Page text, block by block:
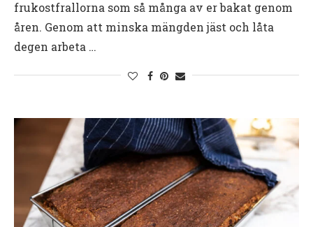
frukostfrallorna som så många av er bakat genom
åren. Genom att minska mängden jäst och låta
degen arbeta …